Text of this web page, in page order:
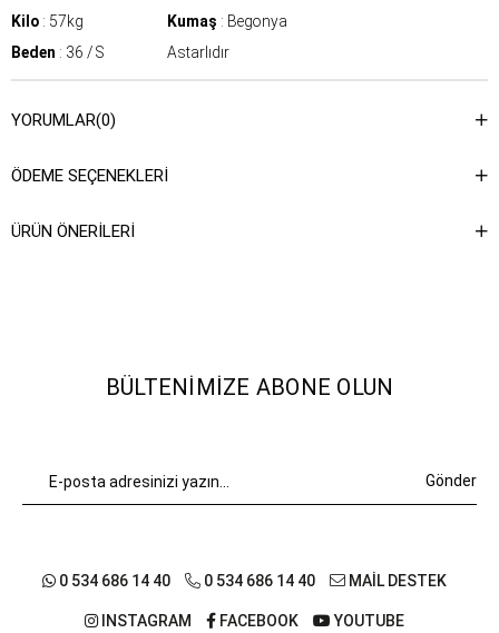
Kilo : 57kg Kumaş : Begonya
Beden : 36 / S Astarlıdır
YORUMLAR(0)
ÖDEME SEÇENEKLERI
ÜRÜN ÖNERILERI
BÜLTENIMIZE ABONE OLUN
Gönder
0 534 686 14 40 0 534 686 14 40 MAİL DESTEK
INSTAGRAM FACEBOOK YOUTUBE